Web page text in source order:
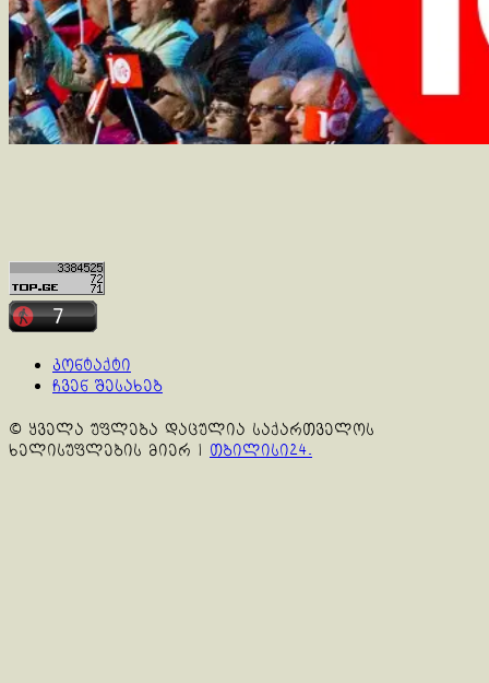
კონტაქტი
ჩვენ შესახებ
© ყველა უფლება დაცულია საქართველოს
ხელისუფლების მიერ | თბილისი24.